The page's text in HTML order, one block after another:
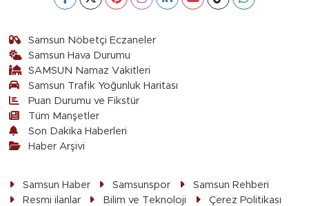
Samsun Nöbetçi Eczaneler
Samsun Hava Durumu
SAMSUN Namaz Vakitleri
Samsun Trafik Yoğunluk Haritası
Puan Durumu ve Fikstür
Tüm Manşetler
Son Dakika Haberleri
Haber Arşivi
Samsun Haber Samsunspor
Samsun Rehberi
Resmi ilanlar
Bilim ve Teknoloji
Çerez Politikası